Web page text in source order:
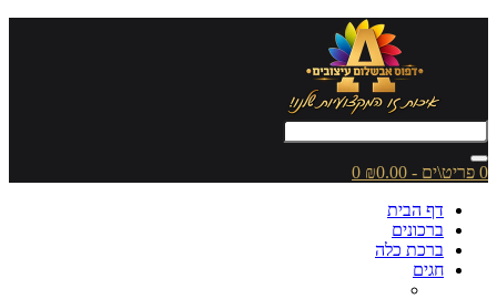
0 פריט\ים - ₪0.00
0
דף הבית
ברכונים
ברכת כלה
חגים